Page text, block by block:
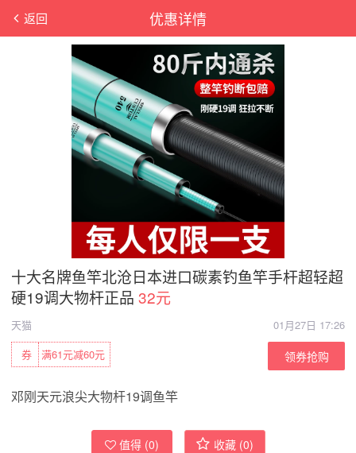
优惠详情
返回
十大名牌鱼竿北沧日本进口碳素钓鱼竿手杆超轻超
硬19调大物杆正品 32元
天猫
01月27日 17:26
满61元减60元
券 领券抢购
邓刚天元浪尖大物杆19调鱼竿
值得 (0) 收藏 (0)